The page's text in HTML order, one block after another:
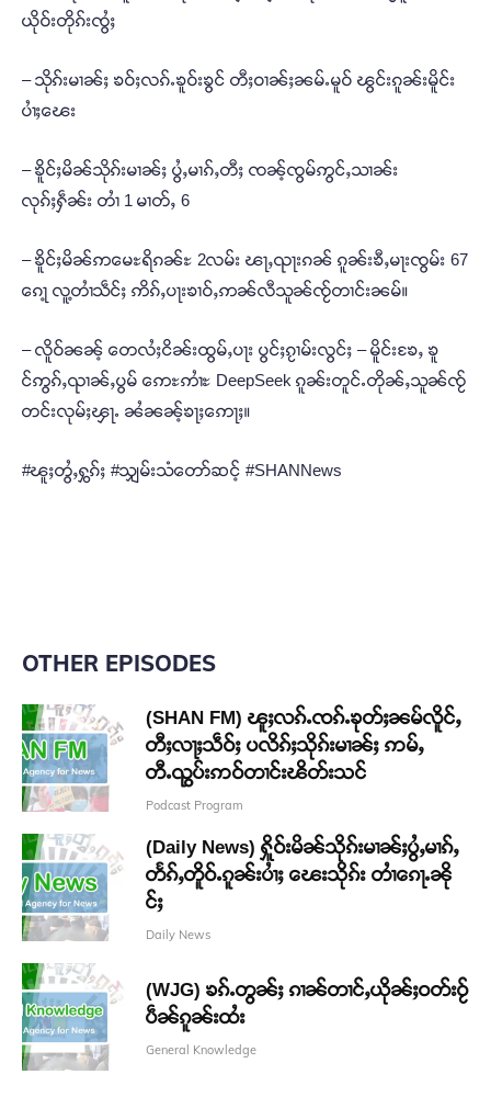
ယိုဝ်းတိုၵ်းၸွႆႈ
– သိုၵ်းမၢၼ်ႈ ၶဝ်ႈလၵ်ႉၶူဝ်းၶွင် တီႈဝၢၼ်ႈၼမ်ႉမူဝ် ၽွင်းၵူၼ်းမိူင်း
ပၢႆႈၽေး
– ၶိူင်ႈမိၼ်သိုၵ်းမၢၼ်ႈ ပွႆႇမၢၵ်ႇတီႈ ၸၼ့်ၸွမ်ဢွင်ႇသၢၼ်း
လုၵ်ႈႁဵၼ်း တၢႆ 1 မၢတ်ႇ 6
– ၶိူင်ႈမိၼ်ဢမေႊရိၵၼ်ႊ 2လမ်း ၽႃႇၺႃးၵၼ် ၵူၼ်းၶီႇမႃးၸွမ်း 67
ၵေႃ့ လူ့တၢႆသဵင်ႈ ဢိၵ်ႇပႃးၶၢဝ်ႇဢၼ်လီသူၼ်ၸႂ်တၢင်းၼမ်။
– လိူဝ်ၼၼ့် တေလႆႈငိၼ်းထွမ်ႇပႃး ပွင်ႈၵႂၢမ်းလွင်ႈ – မိူင်းၶႄႇ ၶူ
င်ဢွၵ်ႇၺၢၼ်ႇပွမ် ဢေႊဢၢႆႊ DeepSeek ၵူၼ်းတူင်ႉတိုၼ်ႇသူၼ်ၸႂ်
တင်းလုမ်ႈၾႃႉ ၼႆၼၼ့်ၶႃႈဢေႃႈ။
#ၽူႈတွႆႇႁွၵ်ႈ #သျှမ်းသံတော်ဆင့် #SHANNews
OTHER EPISODES
(SHAN FM) ၽူႈလၵ်ႉၸၵ်ႉၶုတ်ႈၼမ်လိူင်ႇ
တီႈလႃႈသဵဝ်ႈ ပလိၵ်ႈသိုၵ်းမၢၼ်ႈ ဢမ်ႇ
တီႉၺွပ်းဢဝ်တၢင်းၽိတ်းသင်
Podcast Program
(Daily News) ႁိူဝ်းမိၼ်သိုၵ်းမၢၼ်ႈပွႆႇမၢၵ်ႇ
တႅၵ်ႇတိူဝ်ႉၵူၼ်းပၢႆႈ ၽေးသိုၵ်း တၢႆၵေႃႉၼို
င်ႈ
Daily News
(WJG) ၶၵ်ႉတွၼ်ႈ ၵၢၼ်တၢင်ႇယိုၼ်ႈဝတ်းဝႂ်
ပဵၼ်ၵူၼ်းထႆး
General Knowledge